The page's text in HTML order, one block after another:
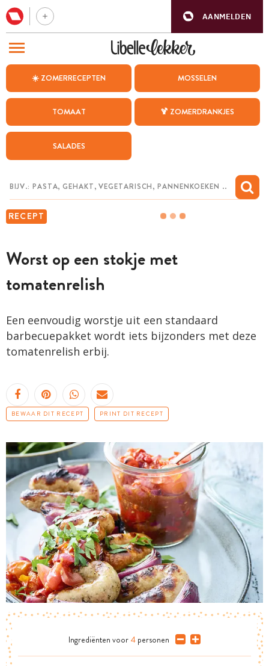
AANMELDEN
☀️ ZOMERRECEPTEN MOSSELEN
TOMAAT 🍹 ZOMERDRANKJES
SALADES
RECEPT
Worst op een stokje met
tomatenrelish
Een eenvoudig worstje uit een standaard
barbecuepakket wordt iets bijzonders met deze
tomatenrelish erbij.
BEWAAR DIT RECEPT PRINT DIT RECEPT
Ingrediënten voor 4 personen
BEZOEK ONZE ANDERE WEBSITES
WEEKMENU
CHAT MET MAIA
MIJN BEWAARDE RECEPTEN